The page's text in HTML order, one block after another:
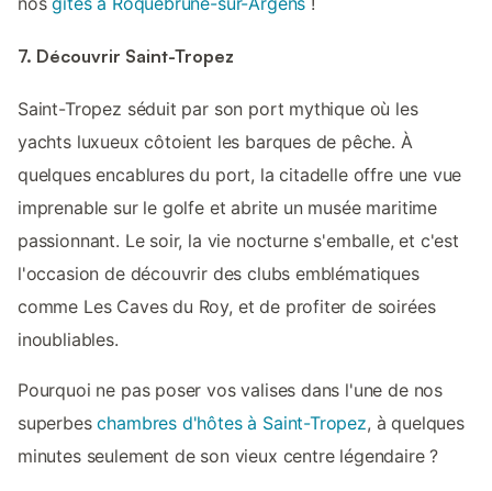
7. Découvrir Saint-Tropez
Saint-Tropez séduit par son port mythique où les
yachts luxueux côtoient les barques de pêche. À
quelques encablures du port, la citadelle offre une vue
imprenable sur le golfe et abrite un musée maritime
passionnant. Le soir, la vie nocturne s'emballe, et c'est
l'occasion de découvrir des clubs emblématiques
comme Les Caves du Roy, et de profiter de soirées
inoubliables.
Pourquoi ne pas poser vos valises dans l'une de nos
superbeschambres d'hôtes à Saint-Tropez, à quelques
minutes seulement de son vieux centre légendaire ?